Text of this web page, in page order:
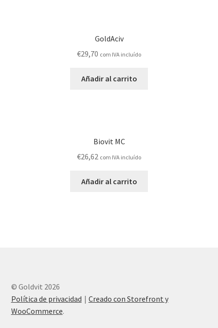
GoldAciv
€29,70 com IVA incluído
Añadir al carrito
Biovit MC
€26,62 com IVA incluído
Añadir al carrito
© Goldvit 2026
Política de privacidad
Creado con Storefront y
WooCommerce.